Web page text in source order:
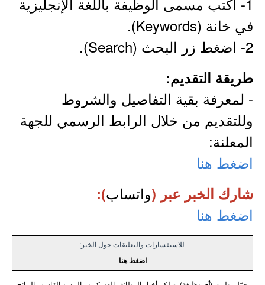
في خانة (Keywords).
2- اضغط زر البحث (Search).
طريقة التقديم:
- لمعرفة بقية التفاصيل والشروط
وللتقديم من خلال الرابط الرسمي للجهة
المعلنة:
اضغط هنا
شارك الخبر عبر (واتساب):
اضغط هنا
للاستفسارات والتعليقات حول الخبر:
اضغط هنا